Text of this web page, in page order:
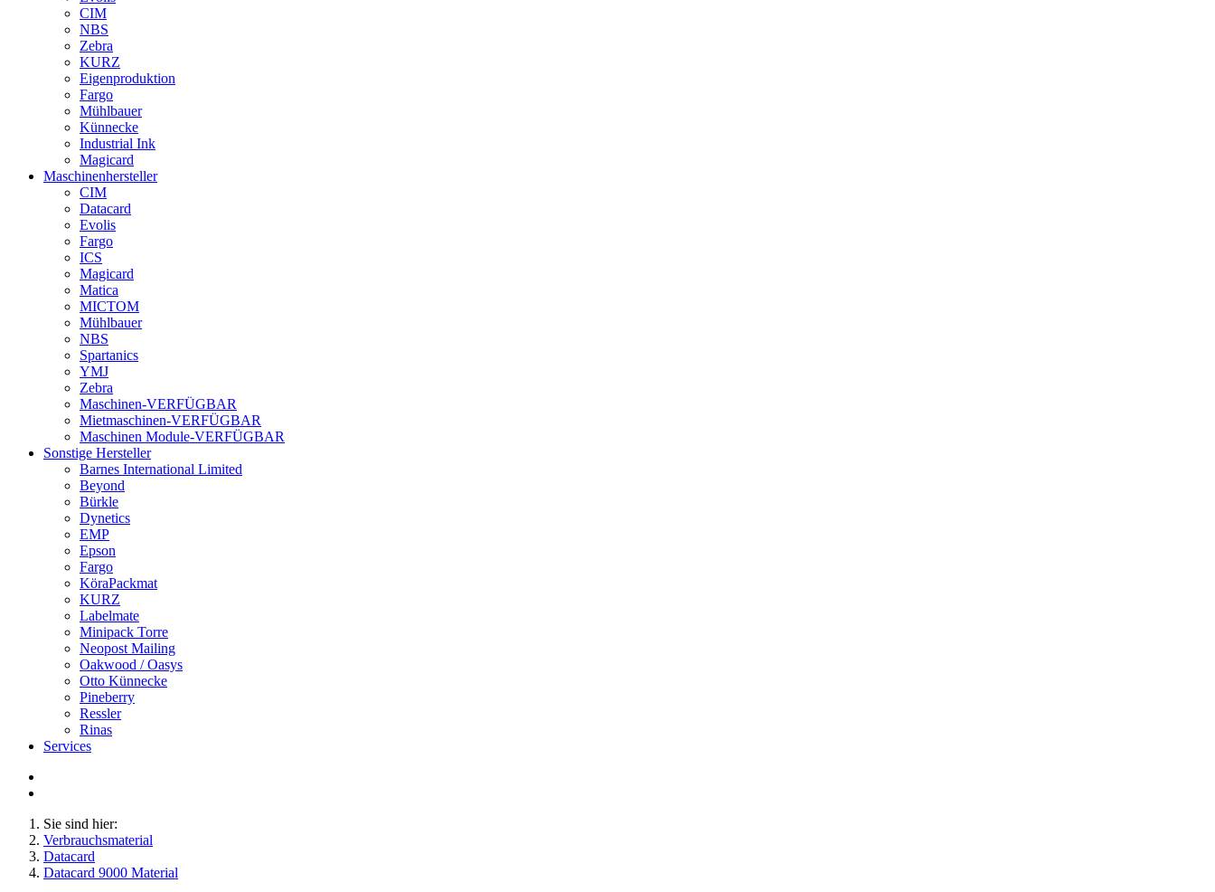
CIM
NBS
Zebra
KURZ
Eigenproduktion
Fargo
Mühlbauer
Künnecke
Industrial Ink
Magicard
Maschinenhersteller
CIM
Datacard
Evolis
Fargo
ICS
Magicard
Matica
MICTOM
Mühlbauer
NBS
Spartanics
YMJ
Zebra
Maschinen-VERFÜGBAR
Mietmaschinen-VERFÜGBAR
Maschinen Module-VERFÜGBAR
Sonstige Hersteller
Barnes International Limited
Beyond
Bürkle
Dynetics
EMP
Epson
Fargo
KöraPackmat
KURZ
Labelmate
Minipack Torre
Neopost Mailing
Oakwood / Oasys
Otto Künnecke
Pineberry
Ressler
Rinas
Services
Sie sind hier:
Verbrauchsmaterial
Datacard
Datacard 9000 Material